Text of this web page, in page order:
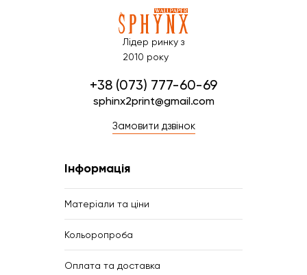
Лідер ринку з
2010 року
+38 (073) 777-60-69
sphinx2print@gmail.com
Замовити дзвінок
Інформація
Матеріали та ціни
Кольоропроба
Оплата та доставка